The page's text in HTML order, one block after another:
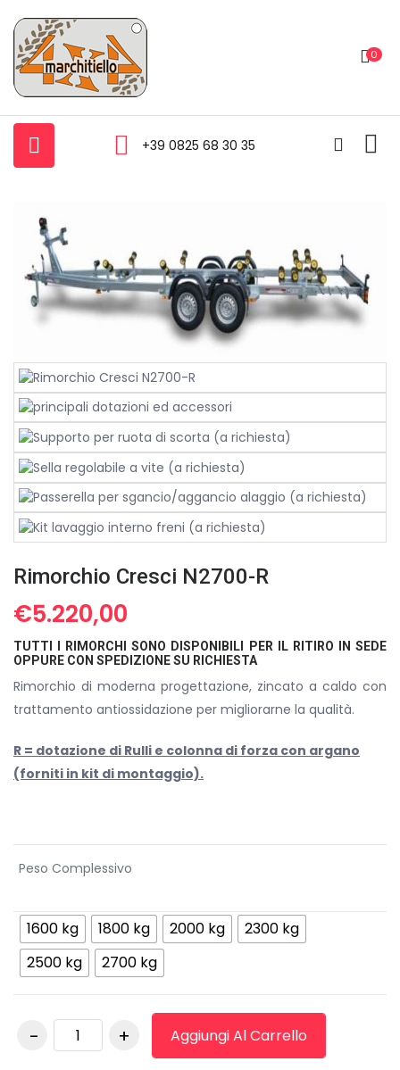
0
+39 0825 68 30 35
Rimorchio Cresci N2700-R
€5.220,00
TUTTI I RIMORCHI SONO DISPONIBILI PER IL RITIRO IN SEDE
OPPURE CON SPEDIZIONE SU RICHIESTA
Rimorchio di moderna progettazione, zincato a caldo con
trattamento antiossidazione per migliorarne la qualità.
R = dotazione di Rulli e colonna di forza con argano
(forniti in kit di montaggio).
Peso Complessivo
1600 kg 1800 kg 2000 kg
2300 kg
2500 kg
2700 kg
Rimorchio Cresci
N2700-R quantità
Aggiungi Al Carrello